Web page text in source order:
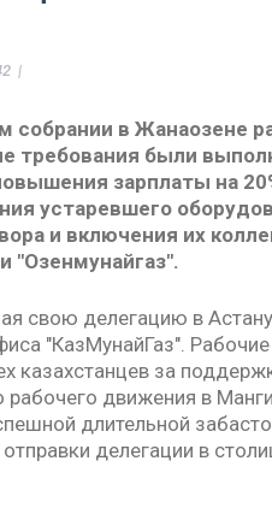
|
собрании в Жанаозене
требования были
зарплаты на
устаревшего
и включения их
"Озенмунайгаз".
свою делегацию в
"КазМунайГаз".
казахстанцев за
движения в
длительной
делегации в